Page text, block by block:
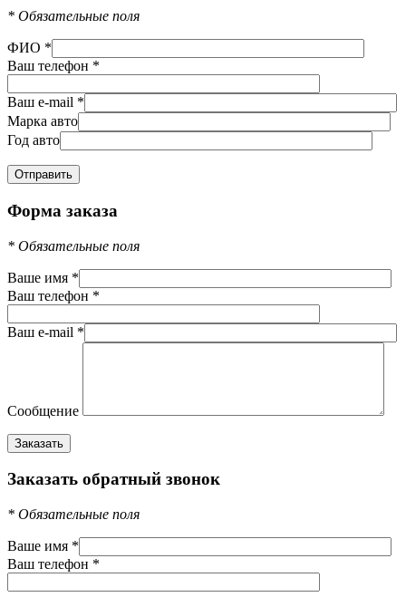
* Обязательные поля
ФИО *
Ваш телефон *
Ваш e-mail *
Марка авто
Год авто
Форма заказа
* Обязательные поля
Ваше имя *
Ваш телефон *
Ваш e-mail *
Сообщение
Заказать обратный звонок
* Обязательные поля
Ваше имя *
Ваш телефон *